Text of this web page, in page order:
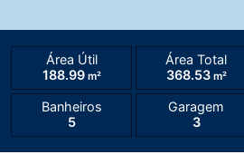
Área Útil
188.99m²
Área Total
368.53m²
Banheiros
5
Garagem
3